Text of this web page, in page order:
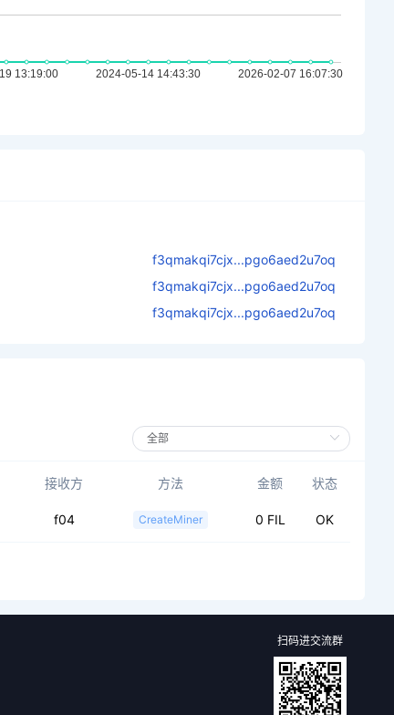
f3qmakqi7cjx...pgo6aed2u7oq
f3qmakqi7cjx...pgo6aed2u7oq
f3qmakqi7cjx...pgo6aed2u7oq
接收方 方法 金额 状态
f04 CreateMiner 0 FIL OK
扫码进交流群